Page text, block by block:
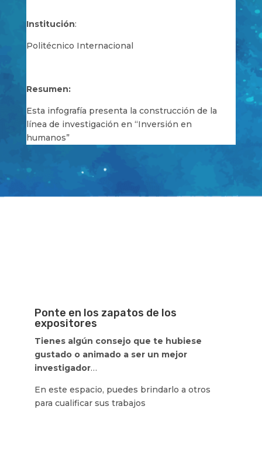
Institución:
Politécnico Internacional
Resumen:
Esta infografía presenta la construcción de la
línea de investigación en “Inversión en
humanos”
Ponte en los zapatos de los
expositores
Tienes algún consejo que te hubiese
gustado o animado a ser un mejor
investigador…
En este espacio, puedes brindarlo a otros
para cualificar sus trabajos